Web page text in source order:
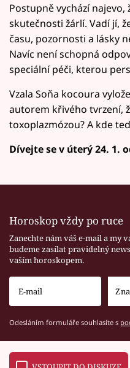
Postupně vychází najevo,
skutečnosti žárlí. Vadí jí,
času, pozornosti a lásky
Navíc není schopná
speciální péči, kterou
Vzala Soňa kocoura
autorem křivého tvrzení,
toxoplazmózou? A kde
Dívejte se v úterý 24. 1.
Horoskop vždy po ruce
Zanechte nám váš e-mail a my
budeme zasílat pravidelný
vaším horoskopem.
Odesláním formuláře souhlasíte s